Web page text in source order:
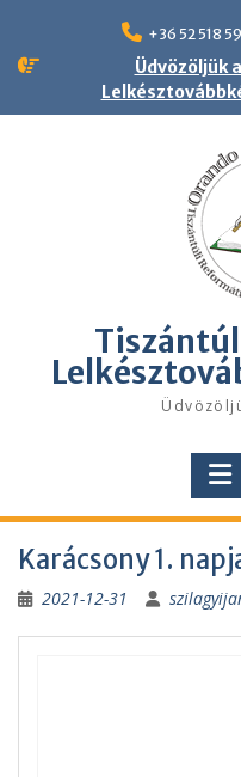
content
+36 52 518
Üdvözöljük
Karácsony 1.
2021-12-31